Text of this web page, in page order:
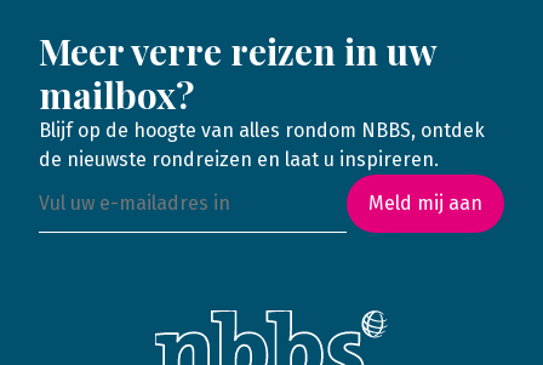
Meer verre reizen in uw
mailbox?
Blijf op de hoogte van alles rondom NBBS, ontdek
de nieuwste rondreizen en laat u inspireren.
Meld mij aan